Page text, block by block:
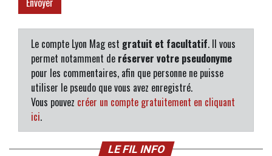
Le compte Lyon Mag est gratuit et facultatif. Il vous
permet notamment de réserver votre pseudonyme
pour les commentaires, afin que personne ne puisse
utiliser le pseudo que vous avez enregistré.
Vous pouvez créer un compte gratuitement en cliquant
ici.
LE FIL INFO